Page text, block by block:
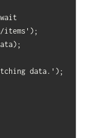
items');